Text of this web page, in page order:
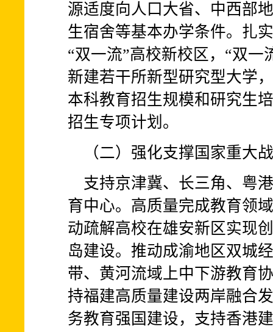
源适度向人口大省、中西部
生宿舍等基本办学条件。扎
“双一流”高校新校区，“双
新建若干所新型研究型大学
本科教育招生规模和研究生
招生专项计划。
（二）强化支撑国家重大
支持京津冀、长三角、粤
育中心。高质量完成教育领
动疏解高校在雄安新区实现
岛建设。推动成渝地区双城
带、黄河流域上中下游教育
持福建高质量建设两岸融合
务教育强国建设，支持香港